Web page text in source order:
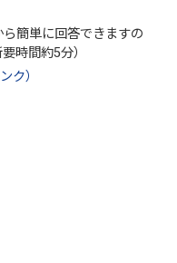
簡単に回答できますの
時間約5分）
ク）